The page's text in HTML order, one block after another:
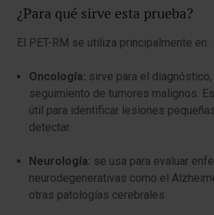
¿Para qué sirve esta prueba?
El PET-RM se utiliza principalmente en:
Oncología: sirve para el
seguimiento de tumores malignos.
útil para identificar lesiones
detectar.
Neurología: se usa para evaluar
neurodegenerativas como el
otras patologías cerebrales.